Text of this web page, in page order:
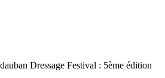
Dressage Festival : 5ème édition